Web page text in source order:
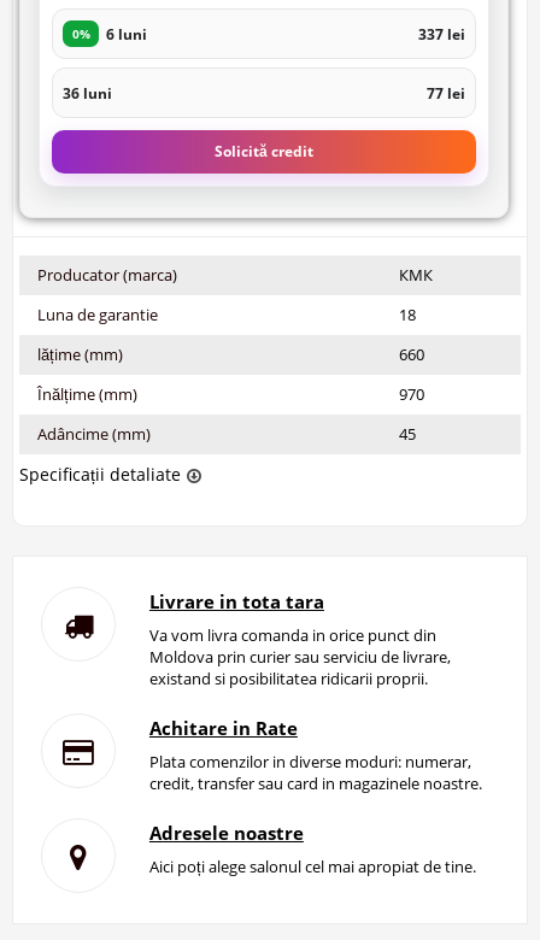
0% 6 luni 337 lei
36 luni 77 lei
Solicită credit
Producator (marca)
КМК
Luna de garantie
18
lățime (mm)
660
Înălțime (mm)
970
Adâncime (mm)
45
Specificații detaliate
Livrare in tota tara
Va vom livra comanda in orice punct din
Moldova prin curier sau serviciu de livrare,
existand si posibilitatea ridicarii proprii.
Achitare in Rate
Plata comenzilor in diverse moduri: numerar,
credit, transfer sau card in magazinele noastre.
Adresele noastre
Aici poți alege salonul cel mai apropiat de tine.